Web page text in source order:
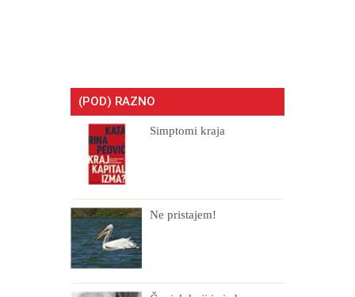
(POD) RAZNO
Simptomi kraja
Ne pristajem!